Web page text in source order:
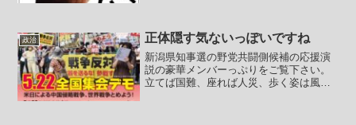
ないと、大臣だって...
政治 正体隠す気ないっぽいですね
新潟県知事選の野党共闘側候補の応援演
説の豪華メンバーっぷりをご覧下さい。
立てば国難、座れば人災、歩く姿は風評